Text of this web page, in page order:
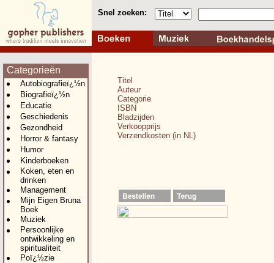
Snel zoeken:
Categorieën
Autobiografieï¿½n
Biografieï¿½n
Educatie
Geschiedenis
Gezondheid
Horror & fantasy
Humor
Kinderboeken
Koken, eten en
drinken
Management
Mijn Eigen Bruna
Boek
Muziek
Persoonlijke
ontwikkeling en
spiritualiteit
Poï¿½zie
Titel
Auteur
Categorie
ISBN
Bladzijden
Verkoopprijs
Verzendkosten (in NL)